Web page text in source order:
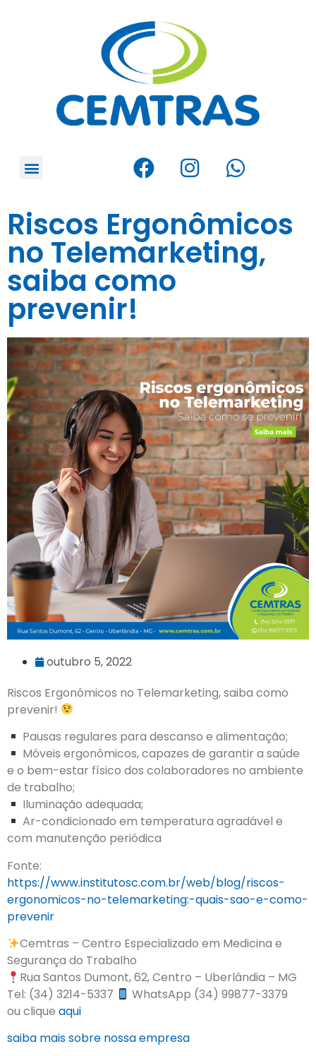
Riscos Ergonômicos
no Telemarketing,
saiba como
prevenir!
outubro 5, 2022
Riscos Ergonômicos no Telemarketing, saiba como
prevenir!
Pausas regulares para descanso e alimentação;
Móveis ergonômicos, capazes de garantir a saúde
e o bem-estar físico dos colaboradores no ambiente
de trabalho;
Iluminação adequada;
Ar-condicionado em temperatura agradável e
com manutenção periódica
Fonte:
https://www.institutosc.com.br/web/blog/riscos-
ergonomicos-no-telemarketing:-quais-sao-e-como-
prevenir
Cemtras – Centro Especializado em Medicina e
Segurança do Trabalho
Rua Santos Dumont, 62, Centro – Uberlândia – MG
Tel: (34) 3214-5337
WhatsApp (34) 99877-3379
ou clique aqui
saiba mais sobre nossa empresa